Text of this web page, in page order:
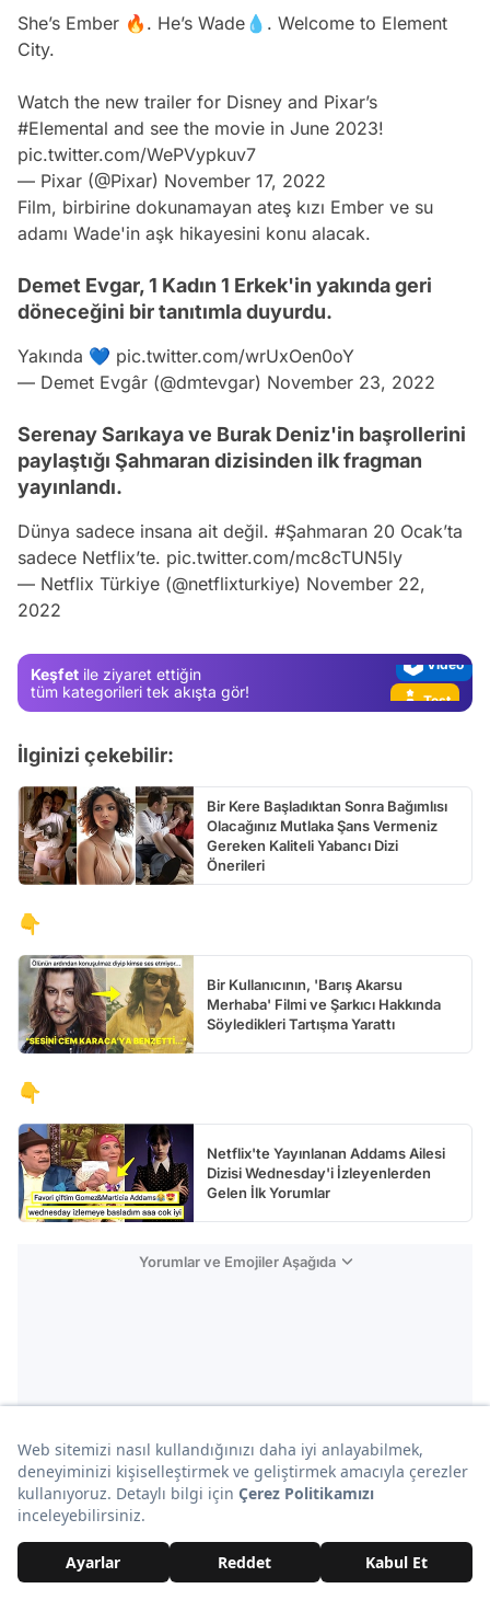
She’s Ember 🔥. He’s Wade💧. Welcome to Element
City.
Watch the new trailer for Disney and Pixar’s
#Elemental and see the movie in June 2023!
pic.twitter.com/WePVypkuv7
— Pixar (@Pixar) November 17, 2022
Film, birbirine dokunamayan ateş kızı Ember ve su
adamı Wade'in aşk hikayesini konu alacak.
Demet Evgar, 1 Kadın 1 Erkek'in yakında geri
döneceğini bir tanıtımla duyurdu.
Yakında 💙 pic.twitter.com/wrUxOen0oY
— Demet Evgâr (@dmtevgar) November 23, 2022
Serenay Sarıkaya ve Burak Deniz'in başrollerini
paylaştığı Şahmaran dizisinden ilk fragman
yayınlandı.
Dünya sadece insana ait değil. #Şahmaran 20 Ocak’ta
sadece Netflix’te. pic.twitter.com/mc8cTUN5ly
— Netflix Türkiye (@netflixturkiye) November 22,
2022
Keşfet ile ziyaret ettiğin
tüm kategorileri tek akışta gör!
Test
Gündem
Test
İlginizi çekebilir:
Bir Kere Başladıktan Sonra Bağımlısı
Olacağınız Mutlaka Şans Vermeniz
Gereken Kaliteli Yabancı Dizi
Önerileri
👇
Bir Kullanıcının, 'Barış Akarsu
Merhaba' Filmi ve Şarkıcı Hakkında
Söyledikleri Tartışma Yarattı
👇
Netflix'te Yayınlanan Addams Ailesi
Dizisi Wednesday'i İzleyenlerden
Gelen İlk Yorumlar
Yorumlar ve Emojiler Aşağıda
addictedmovie
Onedio Editörü